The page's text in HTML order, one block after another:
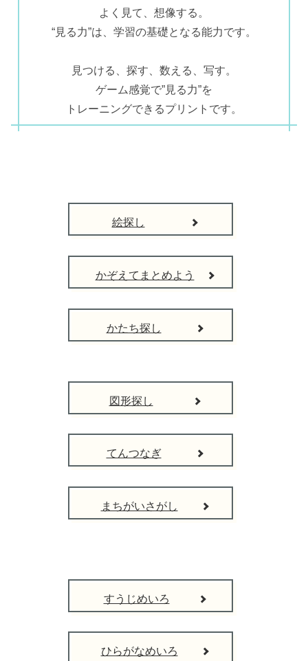
よく見て、想像する。
“見る力”は、学習の基礎となる能力です。
見つける、探す、数える、写す。
ゲーム感覚で”見る力”を
トレーニングできるプリントです。
絵探し
かぞえてまとめよう
かたち探し
図形探し
てんつなぎ
まちがいさがし
すうじめいろ
ひらがなめいろ